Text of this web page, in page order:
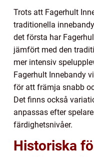
Trots att Fagerhult
traditionella
det första har
jämfört med den
mer intensiv
Fagerhult Innebandy
för att främja snabb
Det finns också
anpassas efter
färdighetsnivåer.
Historiska